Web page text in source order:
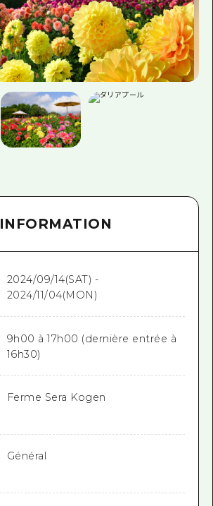
INFORMATION
2024/09/14(SAT) -
2024/11/04(MON)
9h00 à 17h00 (dernière entrée à
16h30)
Ferme Sera Kogen
Général